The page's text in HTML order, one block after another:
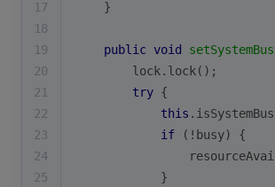
17
    }
18
19
public void
20
        lock.lock();
21
try {
22
this
23
if (!busy) {
24
25
            }